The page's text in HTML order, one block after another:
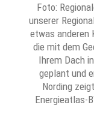
Foto:
unserer
etwas anderen
die mit dem
Ihrem Dach
geplant und
Nording
Energieatlas-